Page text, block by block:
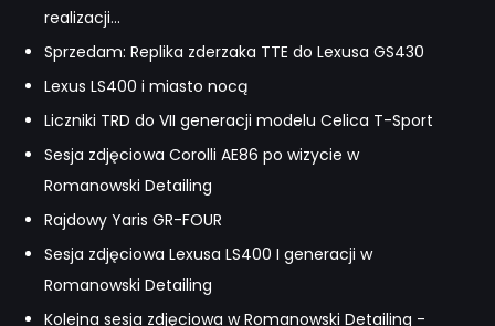
realizacji...
Sprzedam: Replika zderzaka TTE do Lexusa GS430
Lexus LS400 i miasto nocą
Liczniki TRD do VII generacji modelu Celica T-Sport
Sesja zdjęciowa Corolli AE86 po wizycie w
Romanowski Detailing
Rajdowy Yaris GR-FOUR
Sesja zdjęciowa Lexusa LS400 I generacji w
Romanowski Detailing
Kolejna sesja zdjęciowa w Romanowski Detailing -